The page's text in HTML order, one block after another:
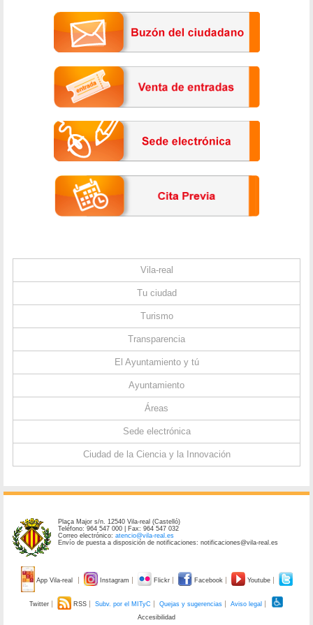
Vila-real
Tu ciudad
Turismo
Transparencia
El Ayuntamiento y tú
Ayuntamiento
Áreas
Sede electrónica
Ciudad de la Ciencia y la Innovación
Plaça Major s/n. 12540 Vila-real (Castelló)
Teléfono: 964 547 000 | Fax: 964 547 032
Correo electrónico:atencio@vila-real.es
Envío de puesta a disposición de notificaciones: notificaciones@vila-real.es
App Vila-real Instagram Flickr Facebook Youtube
Twitter RSS Subv. por el MITyC Quejas y sugerencias
Aviso legal
Accesibilidad